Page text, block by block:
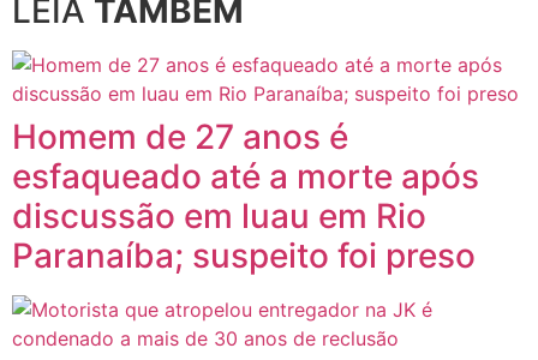
LEIA TAMBÉM
Homem de 27 anos é
esfaqueado até a morte após
discussão em luau em Rio
Paranaíba; suspeito foi preso